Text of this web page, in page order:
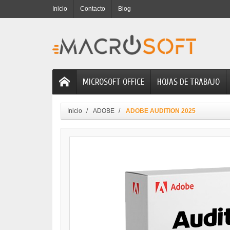
Inicio Contacto Blog
MICROSOFT OFFICE HOJAS DE TRABAJO
Inicio ADOBE ADOBE AUDITION 2025